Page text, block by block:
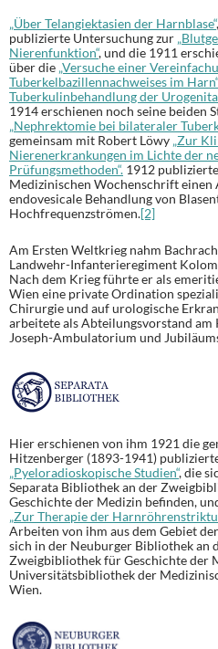
„Über Telangiektasien der Harnblase“
publizierte Untersuchung zur
Nierenfunktion“, und die 1911
über die „Versuche einer
Tuberkelbazillennachweises im Harn“
Tuberkulinbehandlung der
1914 erschienen noch seine beiden
„Nephrektomie bei bilateraler
gemeinsam mit Robert Löwy „Zur
Nierenerkrankungen im Lichte der
Prüfungsmethoden“. 1912
Medizinischen Wochenschrift einen
endovesicale Behandlung von
Hochfrequenzströmen.[2]
Am Ersten Weltkrieg nahm
Landwehr-Infanterieregiment
Nach dem Krieg führte er als
Wien eine private Ordination
Chirurgie und auf urologische
arbeitete als Abteilungsvorstand am
Joseph-Ambulatorium und
Hier erschienen von ihm 1921 die
Hitzenberger (1893-1941)
„Pyeloradioskopische Studien“, die
Separata Bibliothek an der
Geschichte der Medizin befinden,
„Zur Therapie der
Arbeiten von ihm aus dem Gebiet
sich in der Neuburger Bibliothek an
Zweigbibliothek für Geschichte der
Universitätsbibliothek der
Wien.